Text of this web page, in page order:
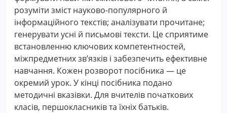
розуміти зміст науково-популярного й
інформаційного текстів; аналізувати прочитане;
генерувати усні й письмові тексти. Це сприятиме
встановленню ключових компетентностей,
міжпредметних зв’язків і забезпечить ефективне
навчання. Кожен розворот посібника — це
окремий урок. У кінці посібника подано
методичні вказівки. Для вчителів початкових
класів, першокласників та їхніх батьків.